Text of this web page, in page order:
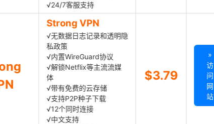
√24/7客服支持
Strong VPN
√无数据日志记录和透明隐
私政策
√内置WireGuard协议
√解锁Netflix等主流流媒
体
√带有免费的云存储
√支持P2P种子下载
√12个同时连接
√中文支持
$3.79
»
访
问
网
站